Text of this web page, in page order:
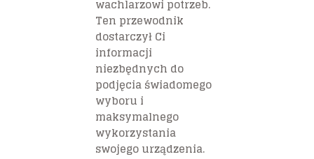
wachlarzowi potrzeb.
Ten przewodnik
dostarczył Ci
informacji
niezbędnych do
podjęcia świadomego
wyboru i
maksymalnego
wykorzystania
swojego urządzenia.